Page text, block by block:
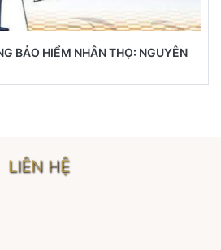
BẢO HIỂM NHÂN THỌ: NGUYÊN
LIÊN HỆ